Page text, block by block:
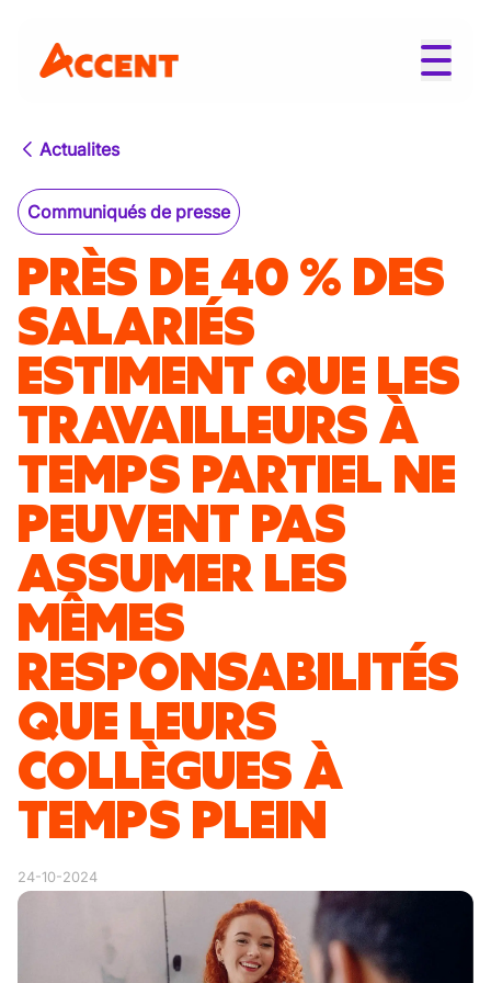
Actualites
Communiqués de presse
PRÈS DE 40 % DES
SALARIÉS
ESTIMENT QUE LES
TRAVAILLEURS À
TEMPS PARTIEL NE
PEUVENT PAS
ASSUMER LES
MÊMES
RESPONSABILITÉS
QUE LEURS
COLLÈGUES À
TEMPS PLEIN
24-10-2024